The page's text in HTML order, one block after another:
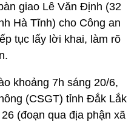
giao Lê Văn Định (32
Hà Tĩnh) cho Công an
tục lấy lời khai, làm rõ
khoảng 7h sáng 20/6,
(CSGT) tỉnh Đắk Lắk
(đoạn qua địa phận xã